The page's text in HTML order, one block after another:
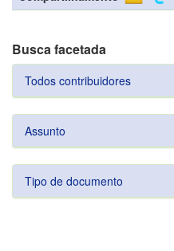
Busca facetada
Todos contribuidores
Assunto
Tipo de documento